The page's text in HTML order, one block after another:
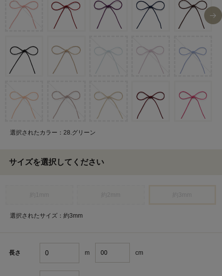
選択されたカラー：28.グリーン
サイズを選択してください
選択されたサイズ：約3mm
長さ m cm